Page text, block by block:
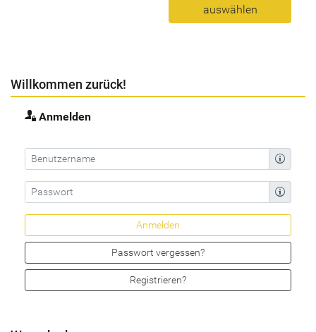
auswählen
Willkommen zurück!
Anmelden
Passwort vergessen?
Registrieren?